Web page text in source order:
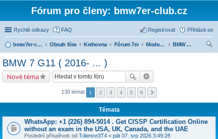
Fórum pro členy: bmw7er-club.cz
Rychlé odkazy FAQ Přihlásit se
Registrovat
bmw7er-club.cz Obsah fóra Knihovna Fórum 7er Modely BMW 7er
BMW 7 G11 ( 2016- ... )
BMW 7 G11 ( 2016- ... )
Nové téma
130 témat 1 2 3 4 5 6
Témata
WhatsApp: +1 (226) 894-5014​ . Get CISSP Certification Online
without an exam in the USA, UK, Canada, and the UAE
Poslední příspěvek od Tdience3T4 « pát 07. srp 2026 3:49:28